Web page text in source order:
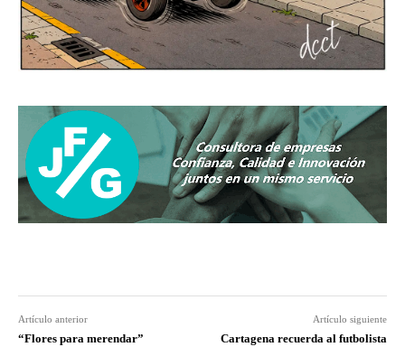
Artículo anterior
“Flores para merendar”
Artículo siguiente
Cartagena recuerda al futbolista